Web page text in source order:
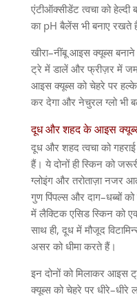
एंटीऑक्सीडेंट त्वचा को
काpH बैलेंस भी बनाए रखते
खीरा–नींबू आइस क्यूब्स
ट्रे में डालें और फ्रीज़र में
आइस क्यूब्स को चेहरे पर हल्के
कर देगा और नेचुरल ग्लो भी
दूध और शहद के आइस
दूध और शहद त्वचा को
हैं। ये दोनों ही स्किन को
ग्लोइंग और तरोताज़ा नजर
गुण पिंपल्स और दाग–धब्बों
में लैक्टिक एसिड स्किन को
साथ ही, दूध में मौजूद
असर को धीमा करते हैं।
इन दोनों को मिलाकर
क्यूब्स को चेहरे पर धीरे–धीरे